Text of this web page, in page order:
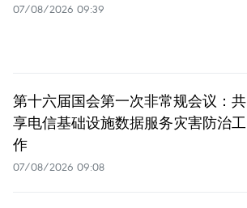
07/08/2026 09:39
第十六届国会第一次非常规会议：共
享电信基础设施数据服务灾害防治工
作
07/08/2026 09:08